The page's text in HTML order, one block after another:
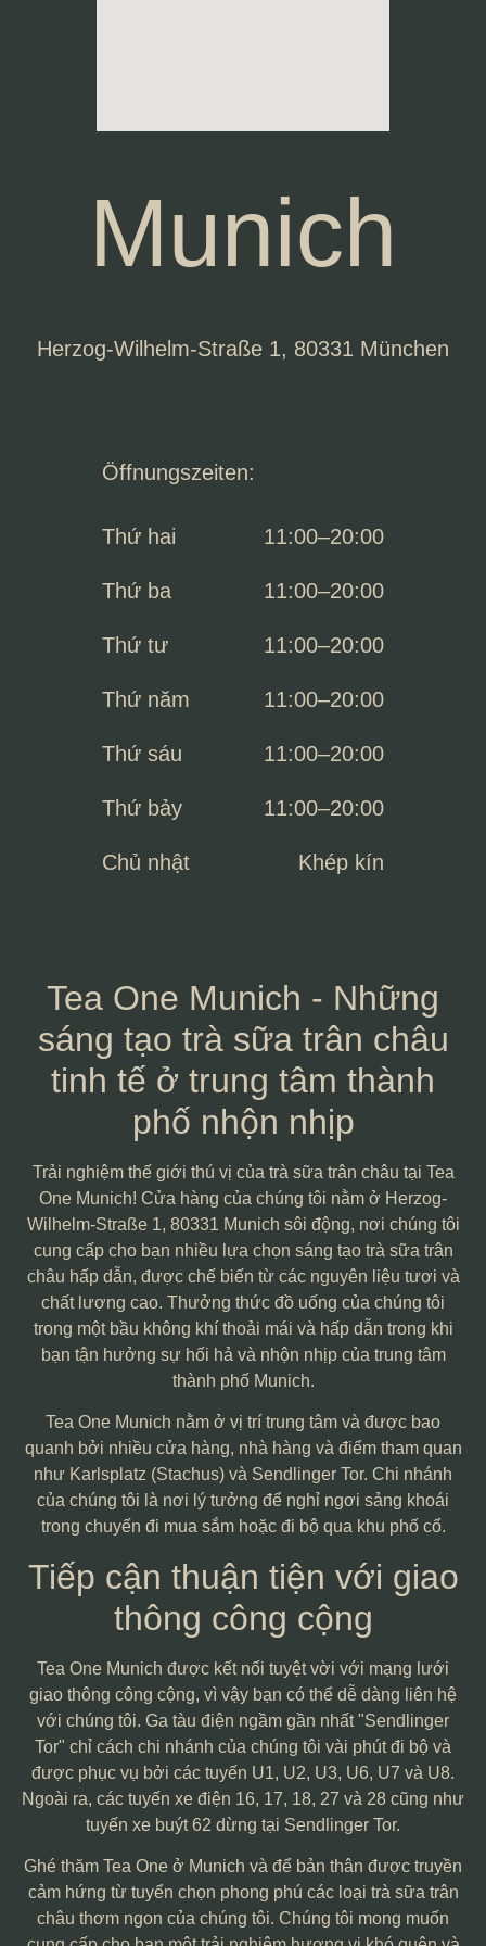
Munich
Herzog-Wilhelm-Straße 1, 80331 München
Öffnungszeiten:
Thứ hai 11:00–20:00
Thứ ba 11:00–20:00
Thứ tư 11:00–20:00
Thứ năm 11:00–20:00
Thứ sáu 11:00–20:00
Thứ bảy 11:00–20:00
Chủ nhật Khép kín
Tea One Munich - Những
sáng tạo trà sữa trân châu
tinh tế ở trung tâm thành
phố nhộn nhịp
Trải nghiệm thế giới thú vị của trà sữa trân châu tại Tea
One Munich! Cửa hàng của chúng tôi nằm ở Herzog-
Wilhelm-Straße 1, 80331 Munich sôi động, nơi chúng tôi
cung cấp cho bạn nhiều lựa chọn sáng tạo trà sữa trân
châu hấp dẫn, được chế biến từ các nguyên liệu tươi và
chất lượng cao. Thưởng thức đồ uống của chúng tôi
trong một bầu không khí thoải mái và hấp dẫn trong khi
bạn tận hưởng sự hối hả và nhộn nhịp của trung tâm
thành phố Munich.
Tea One Munich nằm ở vị trí trung tâm và được bao
quanh bởi nhiều cửa hàng, nhà hàng và điểm tham quan
như Karlsplatz (Stachus) và Sendlinger Tor. Chi nhánh
của chúng tôi là nơi lý tưởng để nghỉ ngơi sảng khoái
trong chuyến đi mua sắm hoặc đi bộ qua khu phố cổ.
Tiếp cận thuận tiện với giao
thông công cộng
Tea One Munich được kết nối tuyệt vời với mạng lưới
giao thông công cộng, vì vậy bạn có thể dễ dàng liên hệ
với chúng tôi. Ga tàu điện ngầm gần nhất "Sendlinger
Tor" chỉ cách chi nhánh của chúng tôi vài phút đi bộ và
được phục vụ bởi các tuyến U1, U2, U3, U6, U7 và U8.
Ngoài ra, các tuyến xe điện 16, 17, 18, 27 và 28 cũng như
tuyến xe buýt 62 dừng tại Sendlinger Tor.
Ghé thăm Tea One ở Munich và để bản thân được truyền
cảm hứng từ tuyển chọn phong phú các loại trà sữa trân
châu thơm ngon của chúng tôi. Chúng tôi mong muốn